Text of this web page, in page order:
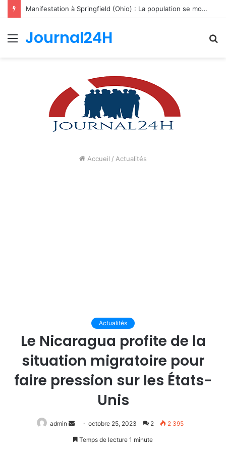
Manifestation à Springfield (Ohio) : La population se mobilise pour les Haïtiens face au TPS et aux bracelets électroniques
Menu
Journal24H
Accueil / Actualités
Actualités
Le Nicaragua profite de la
situation migratoire pour
faire pression sur les États-
Unis
admin
Envoyer
un
octobre 25, 2023 2 2 395
Temps de lecture 1 minute